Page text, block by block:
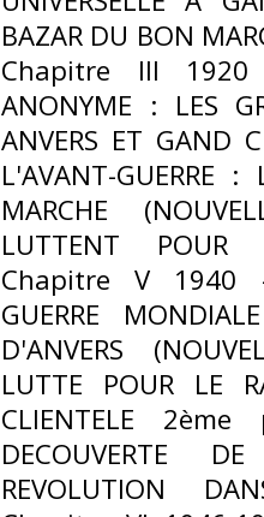
BAZAR DU BON
Chapitre III 1920
ANONYME : LES
ANVERS ET
L'AVANT-GUERRE
MARCHE
LUTTENT POUR
Chapitre V 1940
GUERRE
D'ANVERS
LUTTE POUR LE
CLIENTELE
DECOUVERTE
REVOLUTION